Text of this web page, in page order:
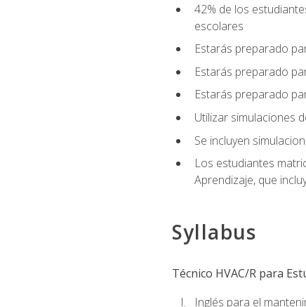
42% de los
escolares
Estarás preparado
Estarás preparado
Estarás preparado
Utilizar simulaciones
Se incluyen
Los estudiantes
Aprendizaje, que
Syllabus
Técnico HVAC/R para
Inglés para el